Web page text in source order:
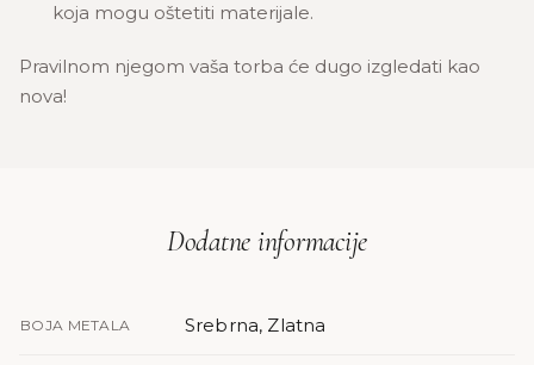
koja mogu oštetiti materijale.
Pravilnom njegom vaša torba će dugo izgledati kao
nova!
Dodatne informacije
BOJA METALA Srebrna, Zlatna